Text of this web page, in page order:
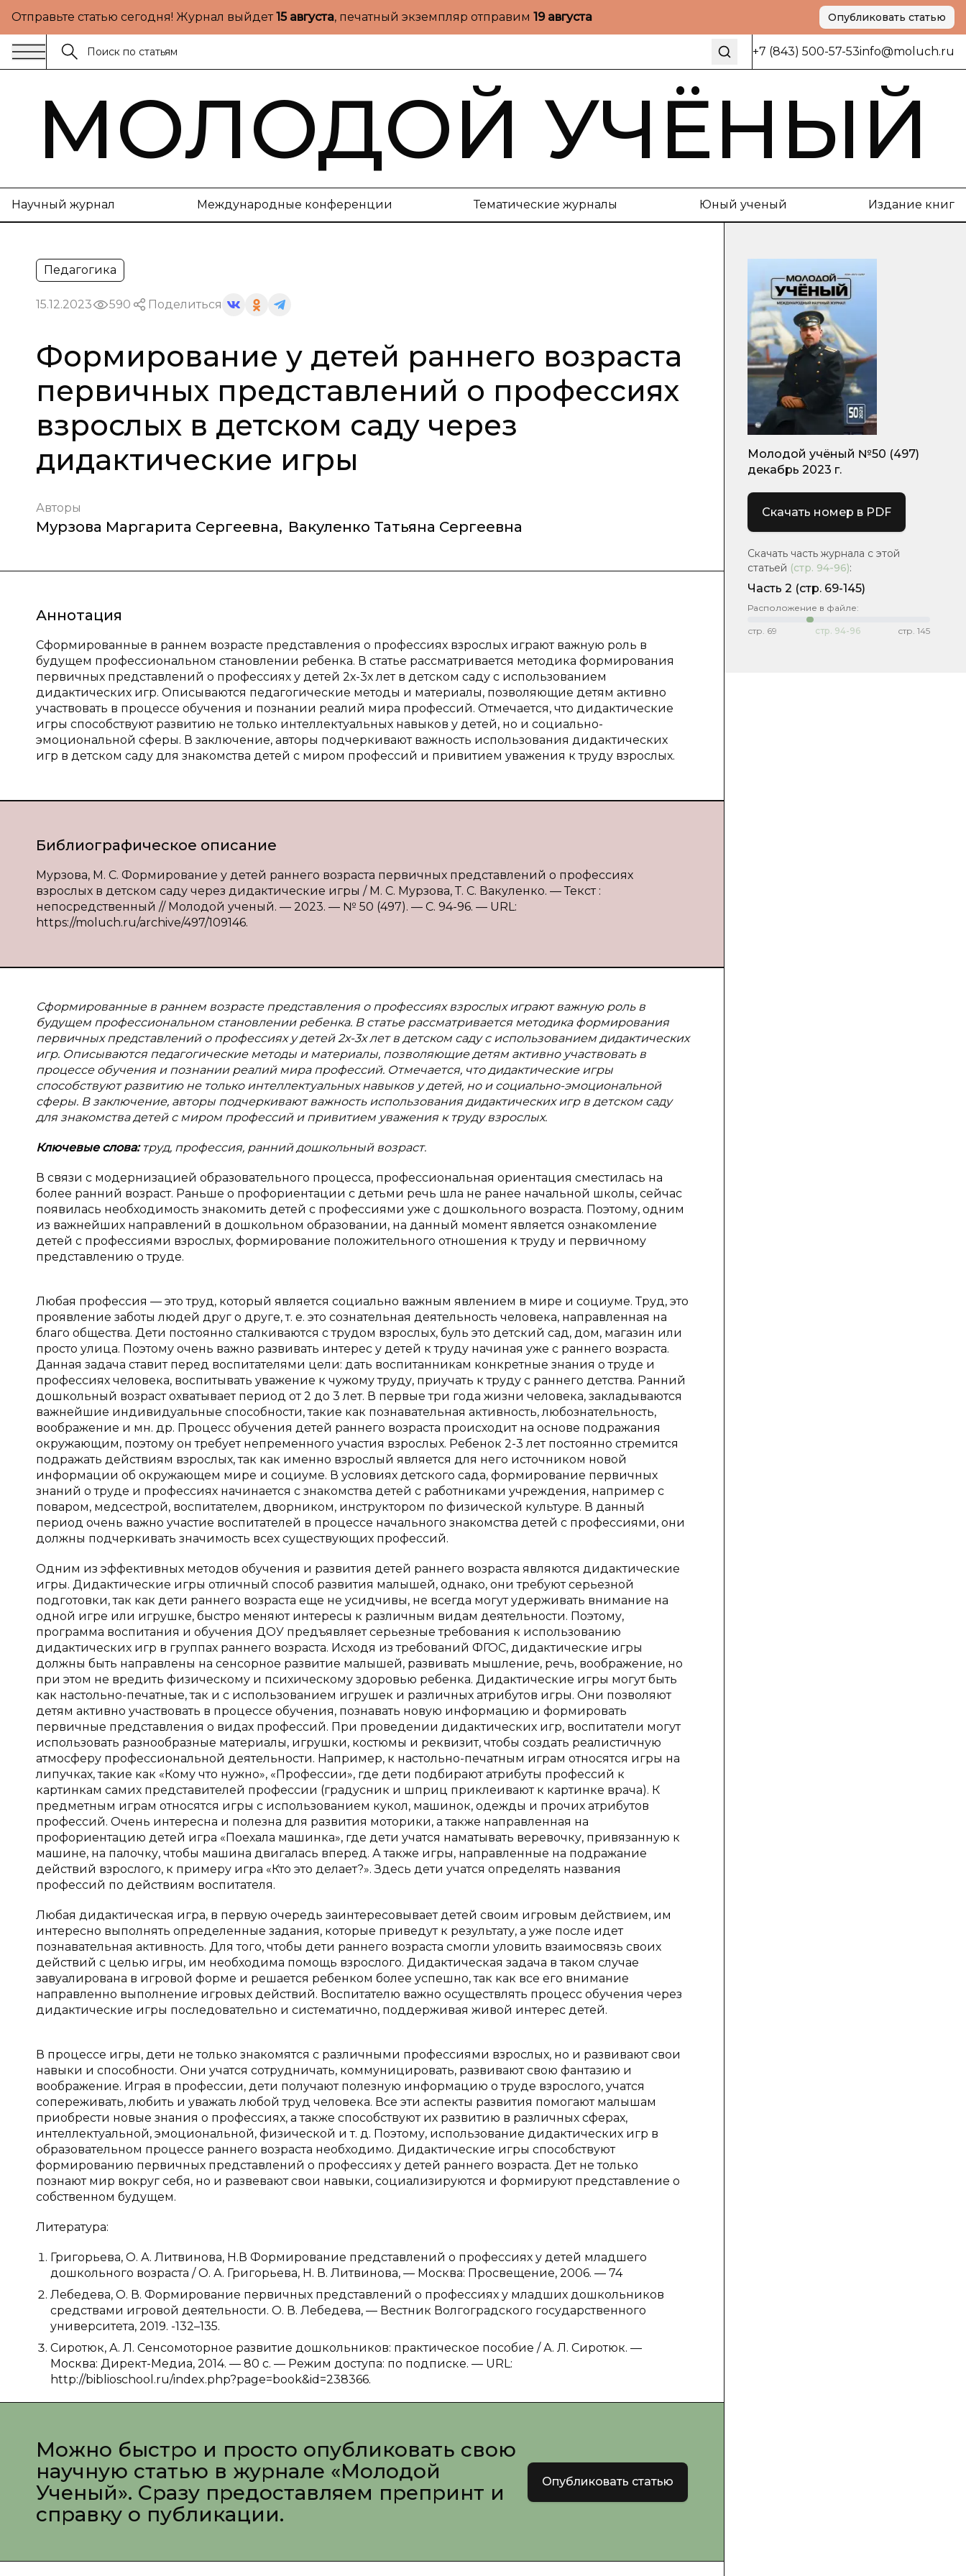
Отправьте статью сегодня! Журнал выйдет15 августа, печатный экземпляр отправим 19 августа Опубликовать статью
+7 (843) 500-57-53info@moluch.ru
МОЛОДОЙ УЧЁНЫЙ
Научный журнал Международные конференции Тематические журналы Юный ученый Издание книг
Педагогика
15.12.2023 590 Поделиться
Формирование у детей раннего возраста
первичных представлений о профессиях
взрослых в детском саду через
дидактические игры
Авторы
Мурзова Маргарита Сергеевна, Вакуленко Татьяна Сергеевна
Аннотация
Сформированные в раннем возрасте представления о профессиях взрослых играют важную роль в
будущем профессиональном становлении ребенка. В статье рассматривается методика формирования
первичных представлений о профессиях у детей 2х-3х лет в детском саду с использованием
дидактических игр. Описываются педагогические методы и материалы, позволяющие детям активно
участвовать в процессе обучения и познании реалий мира профессий. Отмечается, что дидактические
игры способствуют развитию не только интеллектуальных навыков у детей, но и социально-
эмоциональной сферы. В заключение, авторы подчеркивают важность использования дидактических
игр в детском саду для знакомства детей с миром профессий и привитием уважения к труду взрослых.
Библиографическое описание
Мурзова, М. С. Формирование у детей раннего возраста первичных представлений о профессиях
взрослых в детском саду через дидактические игры / М. С. Мурзова, Т. С. Вакуленко. — Текст :
непосредственный // Молодой ученый. — 2023. — № 50 (497). — С. 94-96. — URL:
https://moluch.ru/archive/497/109146.
Сформированные в раннем возрасте представления о профессиях взрослых играют важную роль в
будущем профессиональном становлении ребенка. В статье рассматривается методика формирования
первичных представлений о профессиях у детей 2х-3х лет в детском саду с использованием дидактических
игр. Описываются педагогические методы и материалы, позволяющие детям активно участвовать в
процессе обучения и познании реалий мира профессий. Отмечается, что дидактические игры
способствуют развитию не только интеллектуальных навыков у детей, но и социально-эмоциональной
сферы. В заключение, авторы подчеркивают важность использования дидактических игр в детском саду
для знакомства детей с миром профессий и привитием уважения к труду взрослых.
Ключевые слова: труд, профессия, ранний дошкольный возраст.
В связи с модернизацией образовательного процесса, профессиональная ориентация сместилась на
более ранний возраст. Раньше о профориентации с детьми речь шла не ранее начальной школы, сейчас
появилась необходимость знакомить детей с профессиями уже с дошкольного возраста. Поэтому, одним
из важнейших направлений в дошкольном образовании, на данный момент является ознакомление
детей с профессиями взрослых, формирование положительного отношения к труду и первичному
представлению о труде.
Любая профессия — это труд, который является социально важным явлением в мире и социуме. Труд, это
проявление заботы людей друг о друге, т. е. это сознательная деятельность человека, направленная на
благо общества. Дети постоянно сталкиваются с трудом взрослых, буль это детский сад, дом, магазин или
просто улица. Поэтому очень важно развивать интерес у детей к труду начиная уже с раннего возраста.
Данная задача ставит перед воспитателями цели: дать воспитанникам конкретные знания о труде и
профессиях человека, воспитывать уважение к чужому труду, приучать к труду с раннего детства. Ранний
дошкольный возраст охватывает период от 2 до 3 лет. В первые три года жизни человека, закладываются
важнейшие индивидуальные способности, такие как познавательная активность, любознательность,
воображение и мн. др. Процесс обучения детей раннего возраста происходит на основе подражания
окружающим, поэтому он требует непременного участия взрослых. Ребенок 2-3 лет постоянно стремится
подражать действиям взрослых, так как именно взрослый является для него источником новой
информации об окружающем мире и социуме. В условиях детского сада, формирование первичных
знаний о труде и профессиях начинается с знакомства детей с работниками учреждения, например с
поваром, медсестрой, воспитателем, дворником, инструктором по физической культуре. В данный
период очень важно участие воспитателей в процессе начального знакомства детей с профессиями, они
должны подчеркивать значимость всех существующих профессий.
Одним из эффективных методов обучения и развития детей раннего возраста являются дидактические
игры. Дидактические игры отличный способ развития малышей, однако, они требуют серьезной
подготовки, так как дети раннего возраста еще не усидчивы, не всегда могут удерживать внимание на
одной игре или игрушке, быстро меняют интересы к различным видам деятельности. Поэтому,
программа воспитания и обучения ДОУ предъявляет серьезные требования к использованию
дидактических игр в группах раннего возраста. Исходя из требований ФГОС, дидактические игры
должны быть направлены на сенсорное развитие малышей, развивать мышление, речь, воображение, но
при этом не вредить физическому и психическому здоровью ребенка. Дидактические игры могут быть
как настольно-печатные, так и с использованием игрушек и различных атрибутов игры. Они позволяют
детям активно участвовать в процессе обучения, познавать новую информацию и формировать
первичные представления о видах профессий. При проведении дидактических игр, воспитатели могут
использовать разнообразные материалы, игрушки, костюмы и реквизит, чтобы создать реалистичную
атмосферу профессиональной деятельности. Например, к настольно-печатным играм относятся игры на
липучках, такие как «Кому что нужно», «Профессии», где дети подбирают атрибуты профессий к
картинкам самих представителей профессии (градусник и шприц приклеивают к картинке врача). К
предметным играм относятся игры с использованием кукол, машинок, одежды и прочих атрибутов
профессий. Очень интересна и полезна для развития моторики, а также направленная на
профориентацию детей игра «Поехала машинка», где дети учатся наматывать веревочку, привязанную к
машине, на палочку, чтобы машина двигалась вперед. А также игры, направленные на подражание
действий взрослого, к примеру игра «Кто это делает?». Здесь дети учатся определять названия
профессий по действиям воспитателя.
Любая дидактическая игра, в первую очередь заинтересовывает детей своим игровым действием, им
интересно выполнять определенные задания, которые приведут к результату, а уже после идет
познавательная активность. Для того, чтобы дети раннего возраста смогли уловить взаимосвязь своих
действий с целью игры, им необходима помощь взрослого. Дидактическая задача в таком случае
завуалирована в игровой форме и решается ребенком более успешно, так как все его внимание
направленно выполнение игровых действий. Воспитателю важно осуществлять процесс обучения через
дидактические игры последовательно и систематично, поддерживая живой интерес детей.
В процессе игры, дети не только знакомятся с различными профессиями взрослых, но и развивают свои
навыки и способности. Они учатся сотрудничать, коммуницировать, развивают свою фантазию и
воображение. Играя в профессии, дети получают полезную информацию о труде взрослого, учатся
сопереживать, любить и уважать любой труд человека. Все эти аспекты развития помогают малышам
приобрести новые знания о профессиях, а также способствуют их развитию в различных сферах,
интеллектуальной, эмоциональной, физической и т. д. Поэтому, использование дидактических игр в
образовательном процессе раннего возраста необходимо. Дидактические игры способствуют
формированию первичных представлений о профессиях у детей раннего возраста. Дет не только
познают мир вокруг себя, но и развевают свои навыки, социализируются и формируют представление о
собственном будущем.
Литература:
Григорьева, О. А. Литвинова, Н.В Формирование представлений о профессиях у детей младшего
дошкольного возраста / О. А. Григорьева, Н. В. Литвинова, — Москва: Просвещение, 2006. — 74
Лебедева, О. В. Формирование первичных представлений о профессиях у младших дошкольников
средствами игровой деятельности. О. В. Лебедева, — Вестник Волгоградского государственного
университета, 2019. -132–135.
Сиротюк, А. Л. Сенсомоторное развитие дошкольников: практическое пособие / А. Л. Сиротюк. —
Москва: Директ-Медиа, 2014. — 80 с. — Режим доступа: по подписке. — URL:
http://biblioschool.ru/index.php?page=book&id=238366.
Можно быстро и просто опубликовать свою
научную статью в журнале «Молодой
Ученый». Сразу предоставляем препринт и
справку о публикации.
Опубликовать статью
Молодой учёный №50 (497)
декабрь 2023 г.
Скачать номер в PDF
Скачать часть журнала с этой
статьей (стр. 94-96):
Часть 2 (стр. 69-145)
Расположение в файле:
стр. 69 стр. 94-96 стр. 145